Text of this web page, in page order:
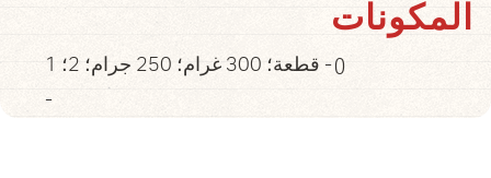
المكونات
1 قطعة؛ 300 غرام؛ 250 جرام؛ 2؛ -0
-